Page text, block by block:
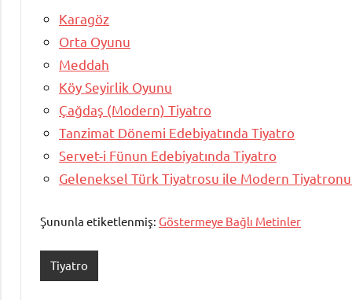
Karagöz
Orta Oyunu
Meddah
Köy Seyirlik Oyunu
Çağdaş (Modern) Tiyatro
Tanzimat Dönemi Edebiyatında Tiyatro
Servet-i Fünun Edebiyatında Tiyatro
Geleneksel Türk Tiyatrosu ile Modern Tiyatronun
Şununla etiketlenmiş: Göstermeye Bağlı Metinler
Tiyatro